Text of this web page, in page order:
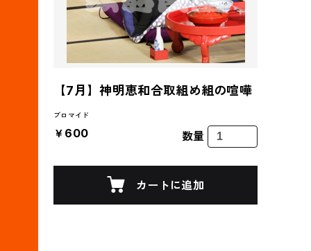
【7月】神明恵和合取組め組の喧嘩
ブロマイド
￥600 数量
カートに追加